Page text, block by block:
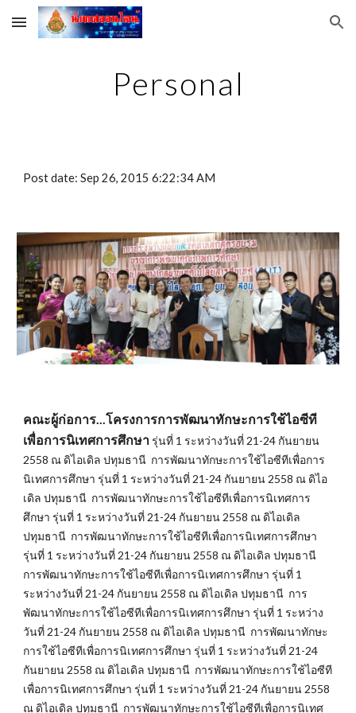
Skip to main content Skip to navigation
Personal
Post date: Sep 26, 2015 6:22:34 AM
คณะผู้ก่อการ...โครงการการพัฒนาทักษะการใช้ไอซีที
เพื่อการนิเทศการศึกษา รุ่นที่ 1 ระหว่างวันที่ 21-24 กันยายน
2558 ณ ดิไอเดิล ปทุมธานี  การพัฒนาทักษะการใช้ไอซีทีเพื่อการ
นิเทศการศึกษา รุ่นที่ 1 ระหว่างวันที่ 21-24 กันยายน 2558 ณ ดิไอ
เดิล ปทุมธานี  การพัฒนาทักษะการใช้ไอซีทีเพื่อการนิเทศการ
ศึกษา รุ่นที่ 1 ระหว่างวันที่ 21-24 กันยายน 2558 ณ ดิไอเดิล
ปทุมธานี  การพัฒนาทักษะการใช้ไอซีทีเพื่อการนิเทศการศึกษา
รุ่นที่ 1 ระหว่างวันที่ 21-24 กันยายน 2558 ณ ดิไอเดิล ปทุมธานี
การพัฒนาทักษะการใช้ไอซีทีเพื่อการนิเทศการศึกษา รุ่นที่ 1
ระหว่างวันที่ 21-24 กันยายน 2558 ณ ดิไอเดิล ปทุมธานี  การ
พัฒนาทักษะการใช้ไอซีทีเพื่อการนิเทศการศึกษา รุ่นที่ 1 ระหว่าง
วันที่ 21-24 กันยายน 2558 ณ ดิไอเดิล ปทุมธานี  การพัฒนาทักษะ
การใช้ไอซีทีเพื่อการนิเทศการศึกษา รุ่นที่ 1 ระหว่างวันที่ 21-24
กันยายน 2558 ณ ดิไอเดิล ปทุมธานี  การพัฒนาทักษะการใช้ไอซีที
เพื่อการนิเทศการศึกษา รุ่นที่ 1 ระหว่างวันที่ 21-24 กันยายน 2558
ณ ดิไอเดิล ปทุมธานี  การพัฒนาทักษะการใช้ไอซีทีเพื่อการนิเทศ